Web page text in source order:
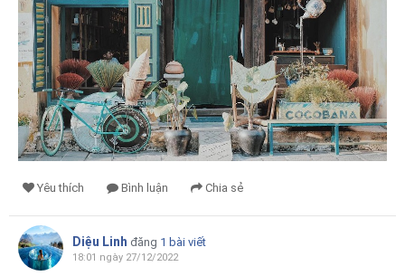
Yêu thích Bình luận Chia sẻ
Diệu Linh đăng 1 bài viết
18:01 ngày 27/12/2022